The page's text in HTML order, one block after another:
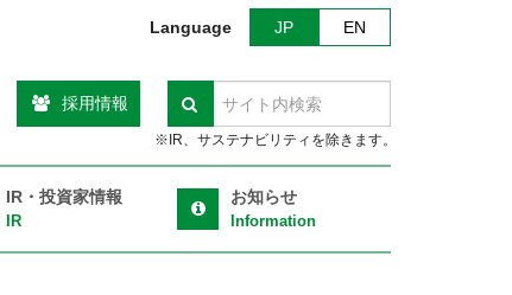
Language JP EN
採用情報 検索
※IR、サステナビリティを除きます。
IR・投資家情報
IR
お知らせ
Information